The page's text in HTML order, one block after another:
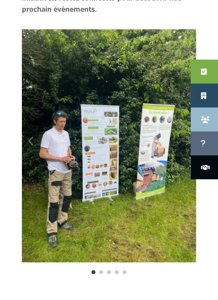
prochain évènements.